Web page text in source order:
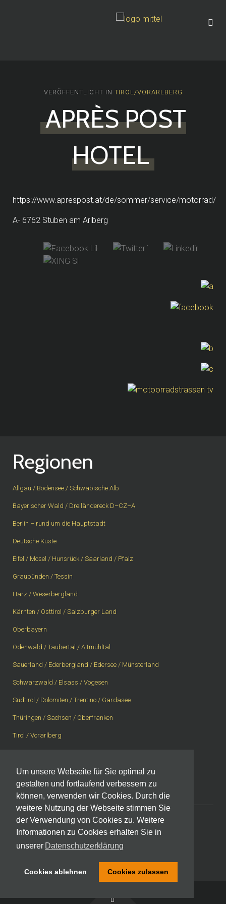
Um unsere Webseite für Sie optimal zu
gestalten und fortlaufend verbessern zu
können, verwenden wir Cookies. Durch die
weitere Nutzung der Webseite stimmen Sie
der Verwendung von Cookies zu. Weitere
Informationen zu Cookies erhalten Sie in
unserer Datenschutzerklärung
Cookies ablehnen Cookies zulassen
VERÖFFENTLICHT IN TIROL/VORARLBERG
APRÈS POST
HOTEL
https://www.aprespost.at/de/sommer/service/motorrad/
A- 6762 Stuben am Arlberg
Regionen
Allgäu / Bodensee / Schwäbische Alb
Bayerischer Wald / Dreiländereck D–CZ–A
Berlin – rund um die Hauptstadt
Deutsche Küste
Eifel / Mosel / Hunsrück / Saarland / Pfalz
Graubünden / Tessin
Harz / Weserbergland
Kärnten / Osttirol / Salzburger Land
Oberbayern
Odenwald / Taubertal / Altmühltal
Sauerland / Ederbergland / Edersee / Münsterland
Schwarzwald / Elsass / Vogesen
Südtirol / Dolomiten / Trentino / Gardasee
Thüringen / Sachsen / Oberfranken
Tirol / Vorarlberg
Westerwald / Rheingau / Taunus
Westschweiz, Wallis, Berner Oberland
Impressum|Datenschutzerklärung